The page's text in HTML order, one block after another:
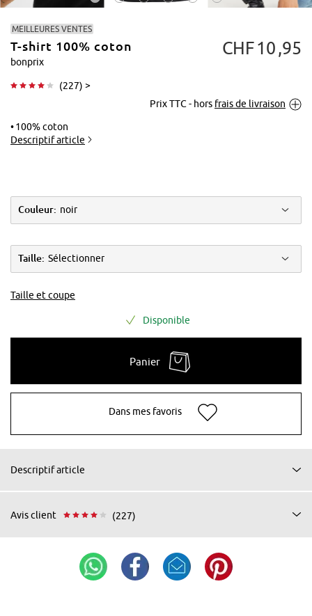
Tapoter pour
MEILLEURES VENTES
T-shirt 100% coton
bonprix
(227) >
CHF10 95
Prix TTC - hors frais de livraison
100% coton
Descriptif article
Couleur: noir
Taille: Sélectionner
Taille et coupe
Disponible
Panier
Dans mes favoris
Descriptif article
Avis client (227)